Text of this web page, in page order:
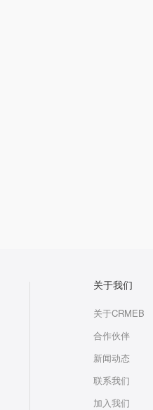
关于我们
关于CRMEB
合作伙伴
新闻动态
联系我们
加入我们